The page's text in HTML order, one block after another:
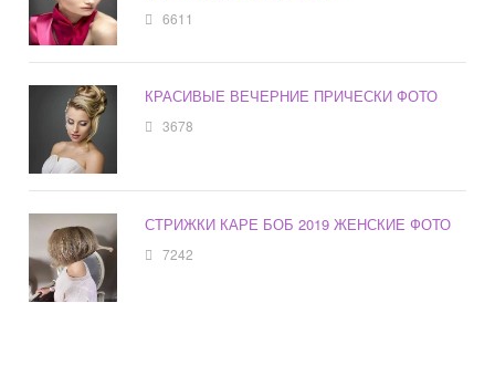
6611
КРАСИВЫЕ ВЕЧЕРНИЕ ПРИЧЕСКИ ФОТО
3678
СТРИЖКИ КАРЕ БОБ 2019 ЖЕНСКИЕ ФОТО
7242